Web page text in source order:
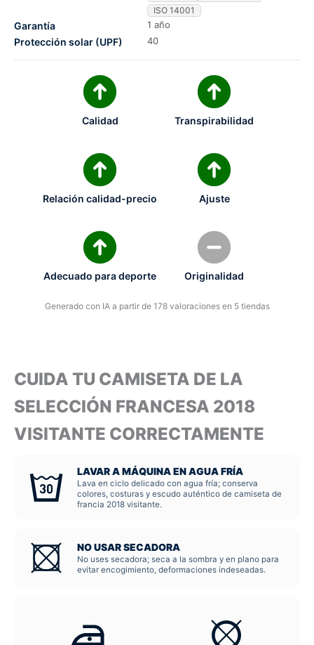
ISO 14001
Garantía 1 año
Protección solar (UPF) 40
Calidad Transpirabilidad
Relación calidad-precio Ajuste
Adecuado para deporte Originalidad
Generado con IA a partir de 178 valoraciones en 5 tiendas
CUIDA TU CAMISETA DE LA
SELECCIÓN FRANCESA 2018
VISITANTE CORRECTAMENTE
LAVAR A MÁQUINA EN AGUA FRÍA
Lava en ciclo delicado con agua fría; conserva
colores, costuras y escudo auténtico de camiseta de
francia 2018 visitante.
NO USAR SECADORA
No uses secadora; seca a la sombra y en plano para
evitar encogimiento, deformaciones indeseadas.